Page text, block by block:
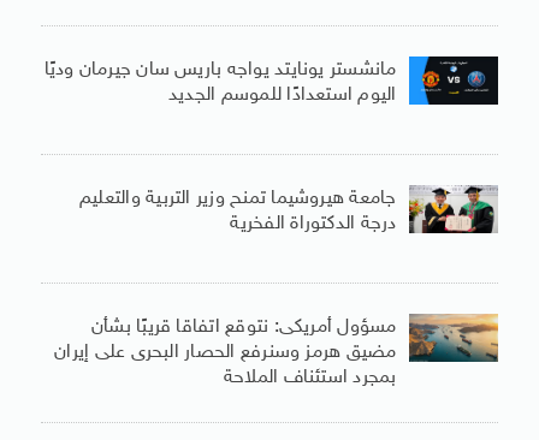
مانشستر يونايتد يواجه باريس سان جيرمان وديًا
اليوم استعدادًا للموسم الجديد
جامعة هيروشيما تمنح وزير التربية والتعليم
درجة الدكتوراة الفخرية
مسؤول أمريكى: نتوقع اتفاقا قريبًا بشأن
مضيق هرمز وسنرفع الحصار البحرى على إيران
بمجرد استئناف الملاحة